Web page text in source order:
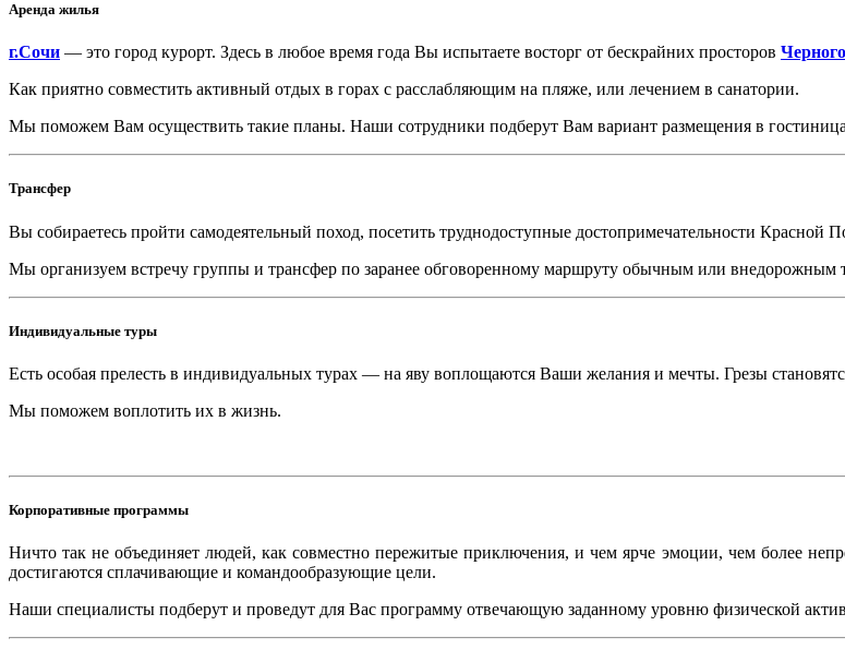
Аренда жилья
г.Сочи — это город курорт. Здесь в любое время года Вы испытаете восторг от бескрайних просторов
Как приятно совместить активный отдых в горах с расслабляющим на пляже, или лечением в санатории.
Мы поможем Вам осуществить такие планы. Наши сотрудники подберут Вам вариант размещения в
Трансфер
Вы собираетесь пройти самодеятельный поход, посетить труднодоступные достопримечательности Красной
Мы организуем встречу группы и трансфер по заранее обговоренному маршруту обычным или внедорожным
Индивидуальные туры
Есть особая прелесть в индивидуальных турах — на яву воплощаются Ваши желания и мечты. Грезы
Мы поможем воплотить их в жизнь.
Корпоративные программы
Ничто так не объединяет людей, как совместно пережитые приключения, и чем ярче эмоции, чем более
достигаются сплачивающие и командообразующие цели.
Наши специалисты подберут и проведут для Вас программу отвечающую заданному уровню физической